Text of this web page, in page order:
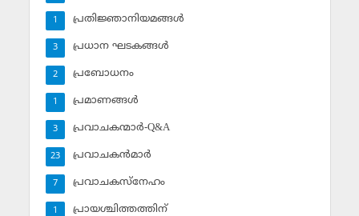
പ്രതിജ്ഞാനിയമങ്ങള്‍
1
പ്രധാന ഘടകങ്ങള്‍
3
പ്രബോധനം
2
പ്രമാണങ്ങള്‍
1
പ്രവാചകന്മാര്‍-Q&A
3
പ്രവാചകന്‍മാര്‍
23
പ്രവാചകസ്‌നേഹം
7
പ്രായശ്ചിത്തത്തിന്
1